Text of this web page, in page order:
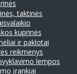
taktinės
kuprinės
ir paklotai
reikmenys
lempos
įrankiai